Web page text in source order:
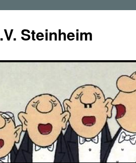
Steinheim